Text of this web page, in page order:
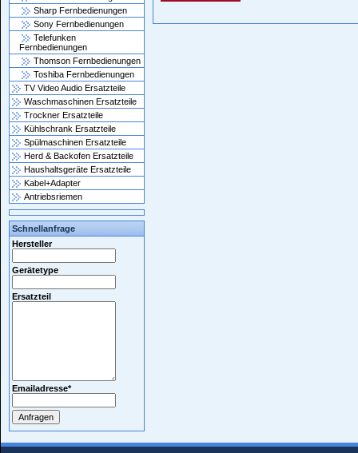
Sharp Fernbedienungen
Sony Fernbedienungen
Telefunken
Fernbedienungen
Thomson Fernbedienungen
Toshiba Fernbedienungen
TV Video Audio Ersatzteile
Waschmaschinen Ersatzteile
Trockner Ersatzteile
Kühlschrank Ersatzteile
Spülmaschinen Ersatzteile
Herd & Backofen Ersatzteile
Haushaltsgeräte Ersatzteile
Kabel+Adapter
Antriebsriemen
Schnellanfrage
Hersteller
Gerätetype
Ersatzteil
Emailadresse*